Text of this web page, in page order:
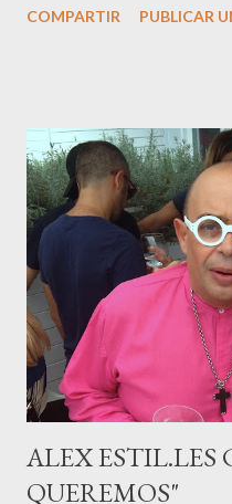
M ateo nació en Barcelona
haciéndole padre de un
campeona, durante los
guardar reposo debido a un
gestación Marta tiró adelante
mamá feliz. Otro de los
sido el madrileño, Emilio
pasarelas ...
COMPARTIR PUBLICAR
ALEX ESTIL.LES
QUEREMOS"